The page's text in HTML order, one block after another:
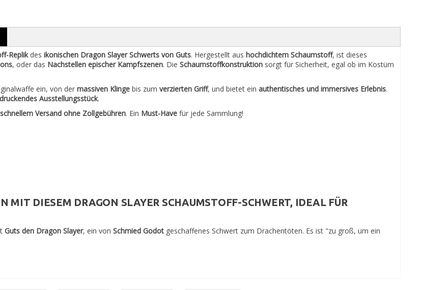
Replikdes ikonischen Dragon Slayer Schwerts von Guts. Hergestellt aus hochdichtem Schaumstoff, ist dieses
, oder das Nachstellen epischer Kampfszenen. Die Schaumstoffkonstruktion sorgt für Sicherheit, egal ob im Kostüm
ein, von der massiven Klinge bis zum verzierten Griff, und bietet ein authentisches und immersives Erlebnis.
Ausstellungsstück.
schnellem Versand ohne Zollgebühren. Ein Must-Have für jede Sammlung!
MIT DIESEM DRAGON SLAYER SCHAUMSTOFF-SCHWERT, IDEAL FÜR
Guts den Dragon Slayer, ein von Schmied Godot geschaffenes Schwert zum Drachentöten. Es ist "zu groß, um ein